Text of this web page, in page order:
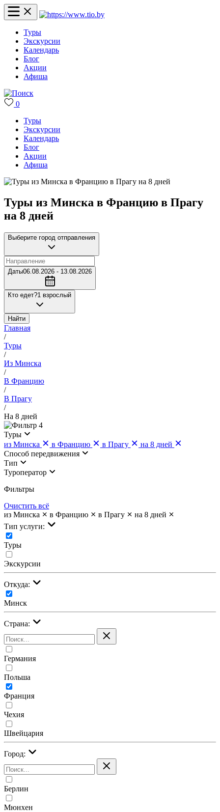
Туры
Экскурсии
Календарь
Блог
Акции
Афиша
0
Туры
Экскурсии
Календарь
Блог
Акции
Афиша
Туры из Минска в Францию в Прагу
на 8 дней
Выберите город отправления
Даты06.08.2026 - 13.08.2026
Кто едет?1 взрослый
Найти
Главная
/
Туры
/
Из Минска
/
В Францию
/
В Прагу
/
На 8 дней
4
Туры
из Минска
в Францию в Прагу
на 8 дней
Cпособ передвижения
Тип
Туроператор
Фильтры
Очистить всё
из Минска
в Францию в Прагу
на 8 дней
Тип услуги:
Туры
Экскурсии
Откуда:
Минск
Страна:
Германия
Польша
Франция
Чехия
Швейцария
Город:
Берлин
Мюнхен